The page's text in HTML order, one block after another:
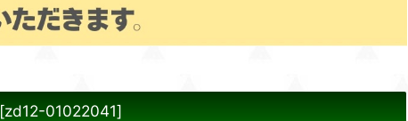
[zd12-01022041]